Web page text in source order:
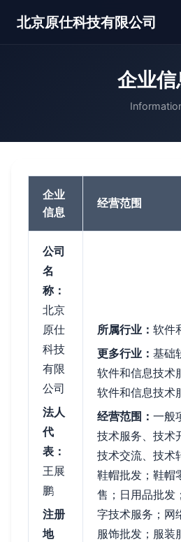
北京原仕科技有限公司
企业信
企业
信息
经营范围
公司
名
称：
北京
原仕
科技
有限
公司
法人
代
表：
王展
鹏
注册
地
所属行业： 软件
更多行业： 基础
软件和信息技术
软件和信息技术
经营范围： 一般
技术服务、技术
技术交流、技术
鞋帽批发；鞋帽
售；日用品批发
字技术服务；网
服饰批发；服装